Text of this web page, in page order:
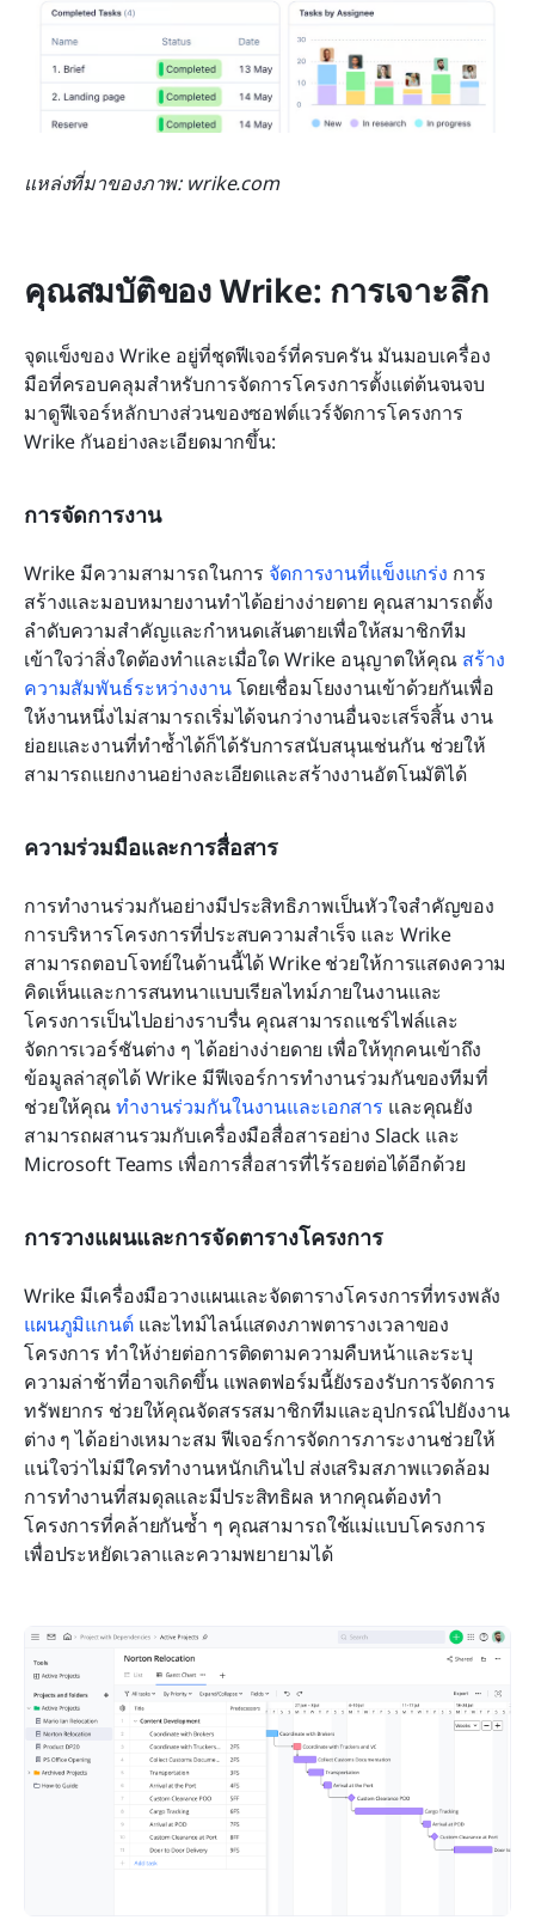
แหล่งที่มาของภาพ: wrike.com
คุณสมบัติของ Wrike: การเจาะลึก
จุดแข็งของ Wrike อยู่ที่ชุดฟีเจอร์ที่ครบครัน มันมอบเครื่อง
มือที่ครอบคลุมสำหรับการจัดการโครงการตั้งแต่ต้นจนจบ
มาดูฟีเจอร์หลักบางส่วนของซอฟต์แวร์จัดการโครงการ
Wrike กันอย่างละเอียดมากขึ้น:
การจัดการงาน
Wrike มีความสามารถในการ จัดการงานที่แข็งแกร่ง การ
สร้างและมอบหมายงานทำได้อย่างง่ายดาย คุณสามารถตั้ง
ลำดับความสำคัญและกำหนดเส้นตายเพื่อให้สมาชิกทีม
เข้าใจว่าสิ่งใดต้องทำและเมื่อใด Wrike อนุญาตให้คุณ สร้าง
ความสัมพันธ์ระหว่างงาน โดยเชื่อมโยงงานเข้าด้วยกันเพื่อ
ให้งานหนึ่งไม่สามารถเริ่มได้จนกว่างานอื่นจะเสร็จสิ้น งาน
ย่อยและงานที่ทำซ้ำได้ก็ได้รับการสนับสนุนเช่นกัน ช่วยให้
สามารถแยกงานอย่างละเอียดและสร้างงานอัตโนมัติได้
ความร่วมมือและการสื่อสาร
การทำงานร่วมกันอย่างมีประสิทธิภาพเป็นหัวใจสำคัญของ
การบริหารโครงการที่ประสบความสำเร็จ และ Wrike
สามารถตอบโจทย์ในด้านนี้ได้ Wrike ช่วยให้การแสดงความ
คิดเห็นและการสนทนาแบบเรียลไทม์ภายในงานและ
โครงการเป็นไปอย่างราบรื่น คุณสามารถแชร์ไฟล์และ
จัดการเวอร์ชันต่าง ๆ ได้อย่างง่ายดาย เพื่อให้ทุกคนเข้าถึง
ข้อมูลล่าสุดได้ Wrike มีฟีเจอร์การทำงานร่วมกันของทีมที่
ช่วยให้คุณ ทำงานร่วมกันในงานและเอกสาร และคุณยัง
สามารถผสานรวมกับเครื่องมือสื่อสารอย่าง Slack และ
Microsoft Teams เพื่อการสื่อสารที่ไร้รอยต่อได้อีกด้วย
การวางแผนและการจัดตารางโครงการ
แผนภูมิแกนต์ และไทม์ไลน์แสดงภาพตารางเวลาของ
โครงการ ทำให้ง่ายต่อการติดตามความคืบหน้าและระบุ
ความล่าช้าที่อาจเกิดขึ้น แพลตฟอร์มนี้ยังรองรับการจัดการ
ทรัพยากร ช่วยให้คุณจัดสรรสมาชิกทีมและอุปกรณ์ไปยังงาน
ต่าง ๆ ได้อย่างเหมาะสม ฟีเจอร์การจัดการภาระงานช่วยให้
แน่ใจว่าไม่มีใครทำงานหนักเกินไป ส่งเสริมสภาพแวดล้อม
การทำงานที่สมดุลและมีประสิทธิผล หากคุณต้องทำ
โครงการที่คล้ายกันซ้ำ ๆ คุณสามารถใช้แม่แบบโครงการ
เพื่อประหยัดเวลาและความพยายามได้